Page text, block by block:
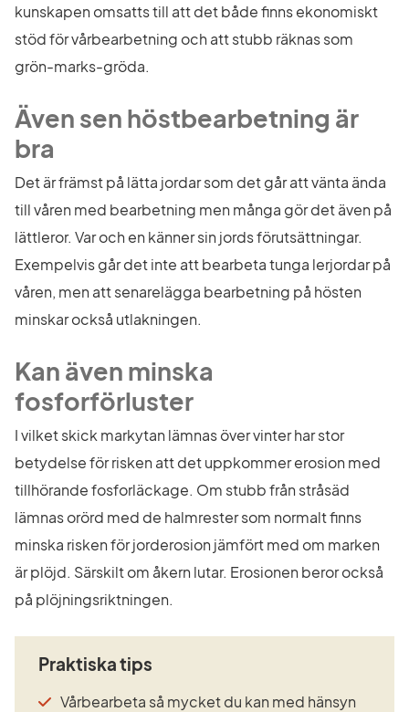
kunskapen omsatts till att det både finns ekonomiskt
stöd för vårbearbetning och att stubb räknas som
grön-marks-gröda.
Även sen höstbearbetning är
bra
Det är främst på lätta jordar som det går att vänta ända
till våren med bearbetning men många gör det även på
lättleror. Var och en känner sin jords förutsättningar.
Exempelvis går det inte att bearbeta tunga lerjordar på
våren, men att senarelägga bearbetning på hösten
minskar också utlakningen.
Kan även minska
fosforförluster
I vilket skick markytan lämnas över vinter har stor
betydelse för risken att det uppkommer erosion med
tillhörande fosforläckage. Om stubb från stråsäd
lämnas orörd med de halmrester som normalt finns
minska risken för jorderosion jämfört med om marken
är plöjd. Särskilt om åkern lutar. Erosionen beror också
på plöjningsriktningen.
Praktiska tips
Vårbearbeta så mycket du kan med hänsyn